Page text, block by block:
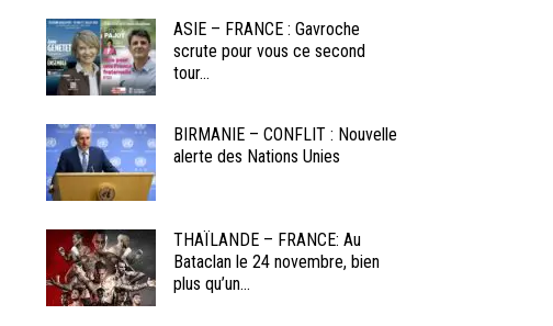
ASIE – FRANCE : Gavroche
scrute pour vous ce second
tour...
BIRMANIE – CONFLIT : Nouvelle
alerte des Nations Unies
THAÏLANDE – FRANCE: Au
Bataclan le 24 novembre, bien
plus qu’un...